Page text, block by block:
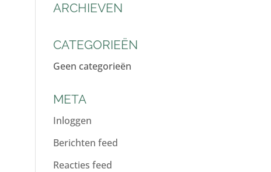
ARCHIEVEN
CATEGORIEËN
Geen categorieën
META
Inloggen
Berichten feed
Reacties feed